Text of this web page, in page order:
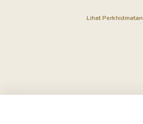
Lihat Perkhidmatan